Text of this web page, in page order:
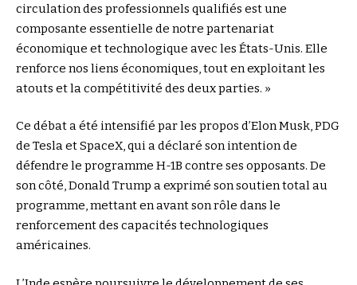
circulation des professionnels qualifiés est une
composante essentielle de notre partenariat
économique et technologique avec les États-Unis. Elle
renforce nos liens économiques, tout en exploitant les
atouts et la compétitivité des deux parties. »
Ce débat a été intensifié par les propos d’Elon Musk, PDG
de Tesla et SpaceX, qui a déclaré son intention de
défendre le programme H-1B contre ses opposants. De
son côté, Donald Trump a exprimé son soutien total au
programme, mettant en avant son rôle dans le
renforcement des capacités technologiques
américaines.